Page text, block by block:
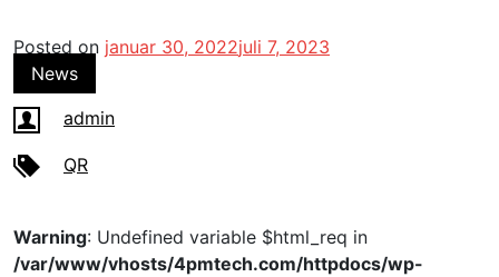
Posted on januar 30, 2022juli 7, 2023
News
admin
QR
Warning: Undefined variable $html_req in
/var/www/vhosts/4pmtech.com/httpdocs/wp-